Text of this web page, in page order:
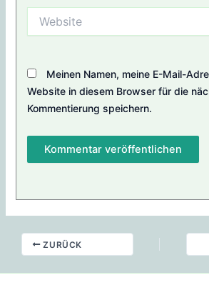
Meinen Namen, meine E-Mail-
Website in diesem Browser für die
Kommentierung speichern.
ZURÜCK